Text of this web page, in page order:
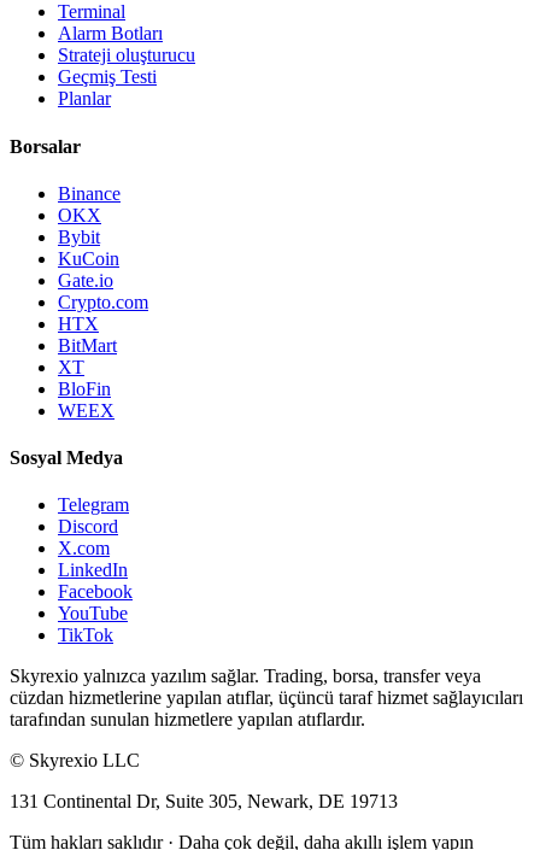
Terminal
Alarm Botları
Strateji oluşturucu
Geçmiş Testi
Planlar
Borsalar
Binance
OKX
Bybit
KuCoin
Gate.io
Crypto.com
HTX
BitMart
XT
BloFin
WEEX
Sosyal Medya
Telegram
Discord
X.com
LinkedIn
Facebook
YouTube
TikTok
Skyrexio yalnızca yazılım sağlar. Trading, borsa, transfer veya
cüzdan hizmetlerine yapılan atıflar, üçüncü taraf hizmet sağlayıcıları
tarafından sunulan hizmetlere yapılan atıflardır.
© Skyrexio LLC
131 Continental Dr, Suite 305, Newark, DE 19713
Tüm hakları saklıdır· Daha çok değil, daha akıllı işlem yapın